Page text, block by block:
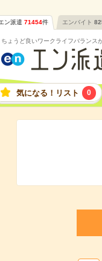
ン派遣 71454件 エンバイト
ちょうど良いワークライフバランス
気になる！リスト 0